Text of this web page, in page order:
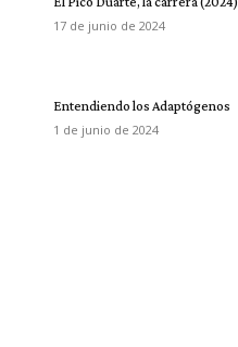
17 de junio de 2024
Entendiendo los Adaptógenos
1 de junio de 2024